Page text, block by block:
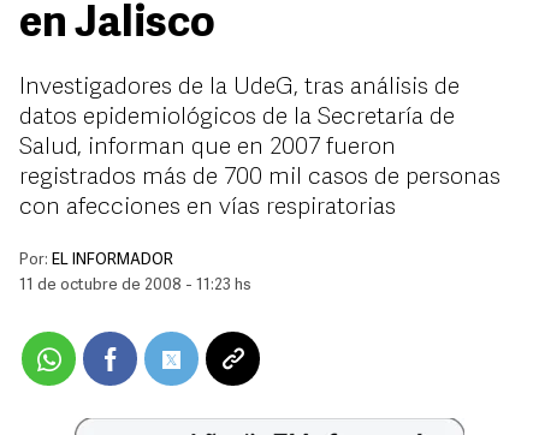
en Jalisco
Investigadores de la UdeG, tras análisis de
datos epidemiológicos de la Secretaría de
Salud, informan que en 2007 fueron
registrados más de 700 mil casos de personas
con afecciones en vías respiratorias
Por: EL INFORMADOR
11 de octubre de 2008 - 11:23 hs